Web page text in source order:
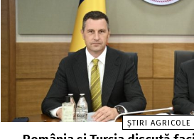
ȘTIRI AGRICOLE